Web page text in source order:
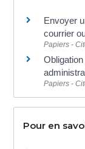
Envoyer
courrier
Papiers -
Papiers -
Pour en